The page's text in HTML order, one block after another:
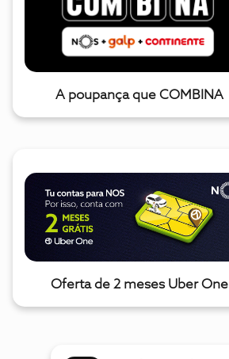
A poupança que COMBINA
Oferta de 2 meses Uber One